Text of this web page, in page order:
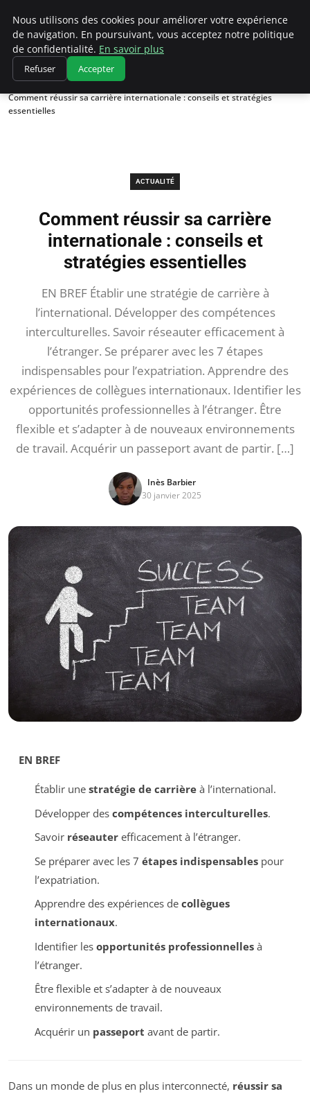
Chasseur De Tête
Accueil
Actualité
Comment réussir sa carrière internationale : conseils et stratégies
essentielles
ACTUALITÉ
Comment réussir sa carrière
internationale : conseils et
stratégies essentielles
EN BREF Établir une stratégie de carrière à
l’international. Développer des compétences
interculturelles. Savoir réseauter efficacement à
l’étranger. Se préparer avec les 7 étapes
indispensables pour l’expatriation. Apprendre des
expériences de collègues internationaux. Identifier les
opportunités professionnelles à l’étranger. Être
flexible et s’adapter à de nouveaux environnements
de travail. Acquérir un passeport avant de partir. […]
Inès Barbier
30 janvier 2025
EN BREF
Établir une stratégie de carrièreà l’international.
Développer des compétences interculturelles.
Savoir réseauterefficacement à l’étranger.
Se préparer avec les 7 étapes indispensablespour
l’expatriation.
Apprendre des expériences de collègues
internationaux.
Identifier les opportunités professionnellesà
l’étranger.
Être flexible et s’adapter à de nouveaux
environnements de travail.
Acquérir un passeport avant de partir.
Dans un monde de plus en plus interconnecté, réussir sa
Nous utilisons des cookies pour améliorer votre expérience
de navigation. En poursuivant, vous acceptez notre politique
de confidentialité. En savoir plus
Refuser Accepter